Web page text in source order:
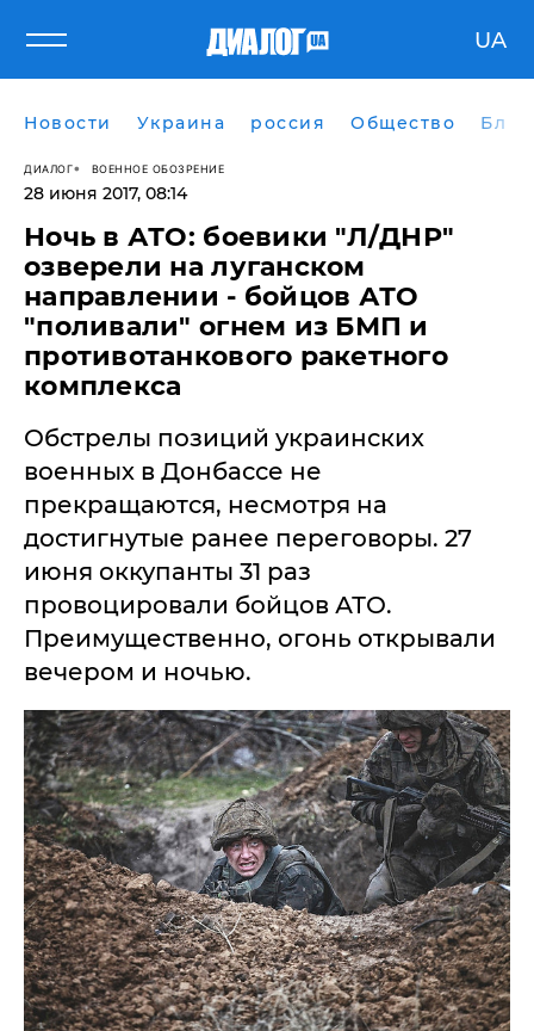
UA
Новости Украина россия Общество
ДИАЛОГ ВОЕННОЕ ОБОЗРЕНИЕ
28 июня 2017, 08:14
Ночь в АТО: боевики "Л/ДНР"
озверели на луганском
направлении - бойцов АТО
"поливали" огнем из БМП и
противотанкового ракетного
комплекса
​Обстрелы позиций украинских
военных в Донбассе не
прекращаются, несмотря на
достигнутые ранее переговоры. 27
июня оккупанты 31 раз
провоцировали бойцов АТО.
Преимущественно, огонь открывали
вечером и ночью.